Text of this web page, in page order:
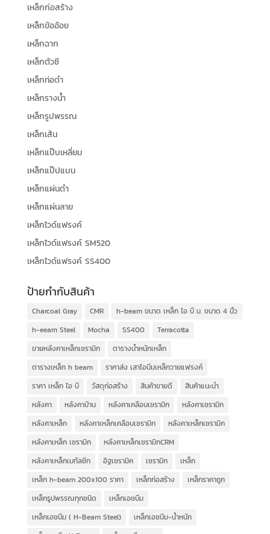
เหล็กก่อสร้าง
เหล็กข้ออ้อย
เหล็กฉาก
เหล็กตัวซี
เหล็กท่อดำ
เหล็กรางน้ำ
เหล็กรูปพรรณ
เหล็กเส้น
เหล็กแป๊บเหลี่ยม
เหล็กแป๊ปแบน
เหล็กแผ่นดำ
เหล็กแผ่นลาย
เหล็กไวด์แฟรงค์
เหล็กไวด์แฟรงค์ SM520
เหล็กไวด์แฟรงค์ SS400
ป้ายกำกับสินค้า
Charcoal Gray CMR
h-beam ขนาด เหล็ก ไอ บี ม. ขนาด 4 นิ้ว
h-eeam Steel
Mocha SS400
Terracotta
ขายหลังคาเหล็กเซรามิก
ตารางน้ำหนักเหล็ก
ตารางเหล็ก h beam
ราคาส่ง เสาไอบีมเหล็กวายแฟรงค์
ราคา เหล็ก ไอ บี
วัสดุก่อสร้าง สินค้าขายดี
สินค้าแนะนำ
หลังคา
หลังคาบ้าน หลังคาเคลือบเซรามิก
หลังคาเซรามิก
หลังคาเหล็ก
หลังคาเหล็กเคลือบเซรามิก
หลังคาเหล็กเซรามิก
หลังคาเหล็ก เซรามิก
หลังคาเหล็กเซรามิกCRM
หลังคาเหล็กเมทัลชีท
อิฐเซรามิค เซรามิก
เหล็ก
เหล็ก h-beam 200x100 ราคา
เหล็กก่อสร้าง
เหล็กราคาถูก
เหล็กรูปพรรณทุกชนิด
เหล็กเอชบีม
เหล็กเอชบีม ( H-Beam Steel)
เหล็กเอชบีม-น้ำหนัก